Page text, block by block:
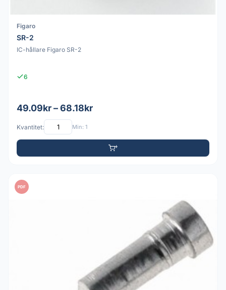
Figaro
SR-2
IC-hållare Figaro SR-2
6
49.09kr – 68.18kr
Kvantitet: Min: 1
PDF